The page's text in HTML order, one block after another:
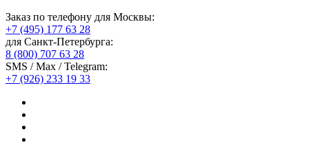
Заказ по телефону для Москвы:
+7 (495) 177 63 28
для Санкт-Петербурга:
8 (800) 707 63 28
SMS / Max / Telegram:
+7 (926) 233 19 33